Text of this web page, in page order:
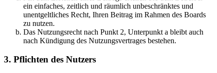
ein einfaches, zeitlich und räumlich unbeschränktes und
unentgeltliches Recht, Ihren Beitrag im Rahmen des Boards
zu nutzen.
Das Nutzungsrecht nach Punkt 2, Unterpunkt a bleibt auch
nach Kündigung des Nutzungsvertrages bestehen.
3. Pflichten des Nutzers